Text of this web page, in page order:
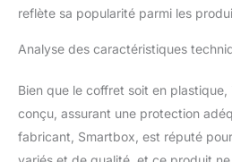
reflète sa popularité parmi les
Analyse des caractéristiques
Bien que le coffret soit en
conçu, assurant une protection
fabricant, Smartbox, est réputé